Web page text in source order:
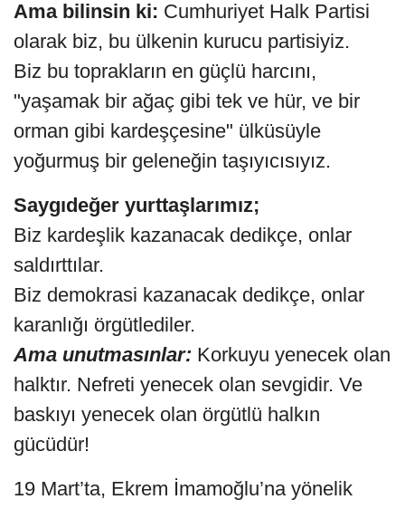
Ama bilinsin ki: Cumhuriyet Halk Partisi
olarak biz, bu ülkenin kurucu partisiyiz.
Biz bu toprakların en güçlü harcını,
"yaşamak bir ağaç gibi tek ve hür, ve bir
orman gibi kardeşçesine" ülküsüyle
yoğurmuş bir geleneğin taşıyıcısıyız.
Saygıdeğer yurttaşlarımız;
Biz kardeşlik kazanacak dedikçe, onlar
saldırttılar.
Biz demokrasi kazanacak dedikçe, onlar
karanlığı örgütlediler.
Ama unutmasınlar: Korkuyu yenecek olan
halktır. Nefreti yenecek olan sevgidir. Ve
baskıyı yenecek olan örgütlü halkın
gücüdür!
19 Mart’ta, Ekrem İmamoğlu’na yönelik